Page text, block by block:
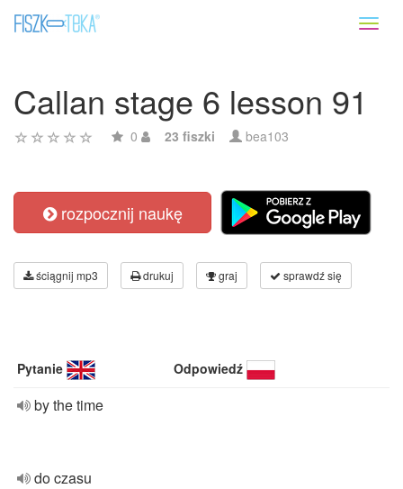
Callan stage 6 lesson 91
0 23 fiszki bea103
rozpocznij naukę
ściągnij mp3 drukuj graj sprawdź się
Pytanie Odpowiedź
by the time
do czasu